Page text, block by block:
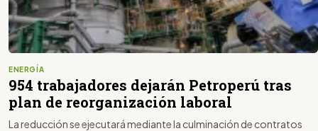
ENERGÍA
954 trabajadores dejarán Petroperú tras
plan de reorganización laboral
La reducción se ejecutará mediante la culminación de contratos